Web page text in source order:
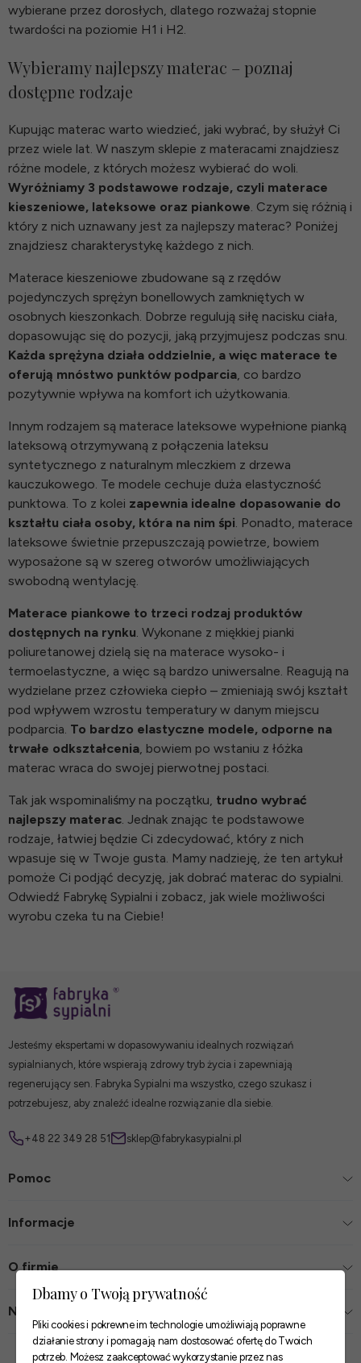
wybierane przez dorosłych, dlatego rozważaj stopnie
twardości na poziomie H1 i H2.
Wybieramy najlepszy materac – poznaj
dostępne rodzaje
Kupując materac warto wiedzieć, jaki wybrać, by służył Ci
przez wiele lat. W naszym sklepie z materacami znajdziesz
różne modele, z których możesz wybierać do woli.
Wyróżniamy 3 podstawowe rodzaje, czyli materace
kieszeniowe, lateksowe oraz piankowe. Czym się różnią i
który z nich uznawany jest za najlepszy materac? Poniżej
znajdziesz charakterystykę każdego z nich.
Materace kieszeniowe zbudowane są z rzędów
pojedynczych sprężyn bonellowych zamkniętych w
osobnych kieszonkach. Dobrze regulują siłę nacisku ciała,
dopasowując się do pozycji, jaką przyjmujesz podczas snu.
Każda sprężyna działa oddzielnie, a więc materace te
oferują mnóstwo punktów podparcia, co bardzo
pozytywnie wpływa na komfort ich użytkowania.
Innym rodzajem są materace lateksowe wypełnione pianką
lateksową otrzymywaną z połączenia lateksu
syntetycznego z naturalnym mleczkiem z drzewa
kauczukowego. Te modele cechuje duża elastyczność
punktowa. To z kolei zapewnia idealne dopasowanie do
kształtu ciała osoby, która na nim śpi. Ponadto, materace
lateksowe świetnie przepuszczają powietrze, bowiem
wyposażone są w szereg otworów umożliwiających
swobodną wentylację.
Materace piankowe to trzeci rodzaj produktów
dostępnych na rynku. Wykonane z miękkiej pianki
poliuretanowej dzielą się na materace wysoko- i
termoelastyczne, a więc są bardzo uniwersalne. Reagują na
wydzielane przez człowieka ciepło – zmieniają swój kształt
pod wpływem wzrostu temperatury w danym miejscu
podparcia. To bardzo elastyczne modele, odporne na
trwałe odkształcenia, bowiem po wstaniu z łóżka
materac wraca do swojej pierwotnej postaci.
Tak jak wspominaliśmy na początku, trudno wybrać
najlepszy materac. Jednak znając te podstawowe
rodzaje, łatwiej będzie Ci zdecydować, który z nich
wpasuje się w Twoje gusta. Mamy nadzieję, że ten artykuł
pomoże Ci podjąć decyzję, jak dobrać materac do sypialni.
Odwiedź Fabrykę Sypialni i zobacz, jak wiele możliwości
wyrobu czeka tu na Ciebie!
Jesteśmy ekspertami w dopasowywaniu idealnych rozwiązań
sypialnianych, które wspierają zdrowy tryb życia i zapewniają
regenerujący sen. Fabryka Sypialni ma wszystko, czego szukasz i
potrzebujesz, aby znaleźć idealne rozwiązanie dla siebie.
+48 22 349 28 51 sklep@fabrykasypialni.pl
Pomoc
Informacje
O firmie
Nasze sklepy
Zaufane płatności
Dbamy o Twoją prywatność
Pliki cookies i pokrewne im technologie umożliwiają poprawne
działanie strony i pomagają nam dostosować ofertę do Twoich
potrzeb. Możesz zaakceptować wykorzystanie przez nas